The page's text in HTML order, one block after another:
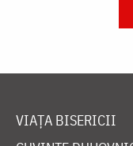
VIAȚA BISERICII